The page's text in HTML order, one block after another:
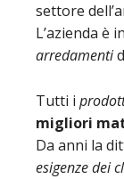
settore
L’azienda è
arredamenti
Tutti i
migliori
Da anni la
esigenze dei